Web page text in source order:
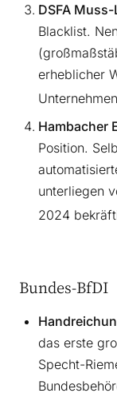
DSFA Muss-
Blacklist.
erheblicher
Hambacher
Position.
unterliegen
2024
Bundes-BfDI
das erste
Specht-